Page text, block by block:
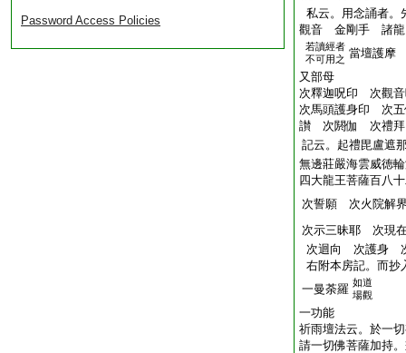
Password Access Policies
私云。用念誦者
觀音 金剛手 諸龍
若讀經者
不可用之 當壇護
又部母
次釋迦呪印 次觀
次馬頭護身印 次
讃 次閼伽 次禮拜
記云。起禮毘盧遮
無邊莊嚴海雲威徳
四大龍王菩薩百八
次誓願 次火院解
次示三昧耶 次現
次迴向 次護身
右附本房記。而抄
一曼荼羅 如道
場觀
一功能
祈雨壇法云。於一
請一切佛菩薩加持